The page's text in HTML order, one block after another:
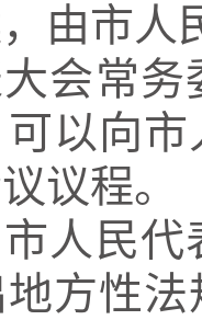
由市人
会常
以向
议程。
人民代
方性